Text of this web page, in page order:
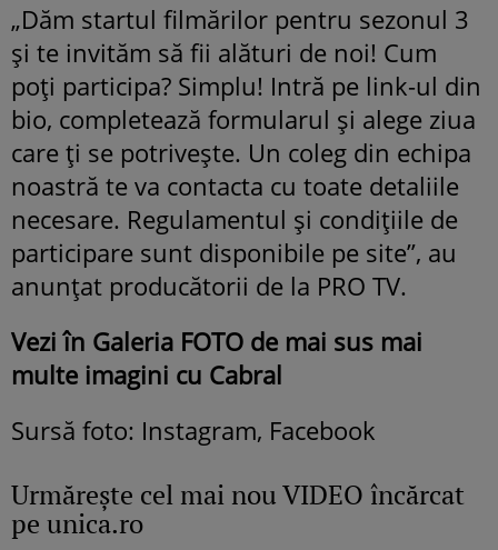
„Dăm startul filmărilor pentru sezonul 3
și te invităm să fii alături de noi! Cum
poți participa? Simplu! Intră pe link-ul din
bio, completează formularul și alege ziua
care ți se potrivește. Un coleg din echipa
noastră te va contacta cu toate detaliile
necesare. Regulamentul și condițiile de
participare sunt disponibile pe site”, au
anunțat producătorii de la PRO TV.
Vezi în Galeria FOTO de mai sus mai
multe imagini cu Cabral
Sursă foto: Instagram, Facebook
Urmăreşte cel mai nou VIDEO încărcat
pe unica.ro